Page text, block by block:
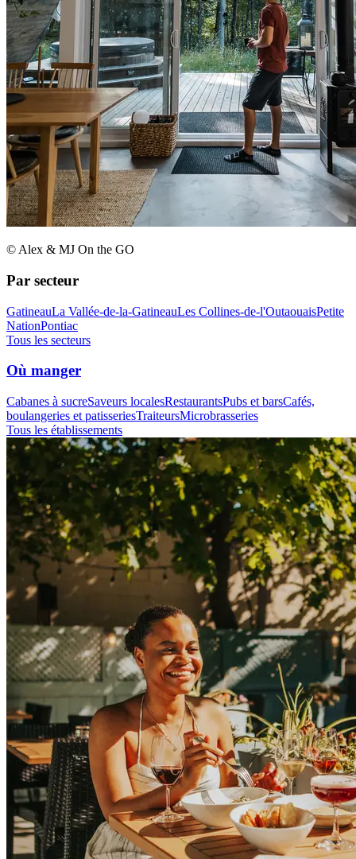
© Alex & MJ On the GO
Par secteur
GatineauLa Vallée-de-la-GatineauLes Collines-de-l'OutaouaisPetite
NationPontiac
Tous les secteurs
Où manger
Cabanes à sucreSaveurs localesRestaurantsPubs et barsCafés,
boulangeries et patisseriesTraiteursMicrobrasseries
Tous les établissements